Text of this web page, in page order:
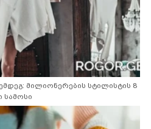
მილიონერების სტილისტის 8
სამოსი